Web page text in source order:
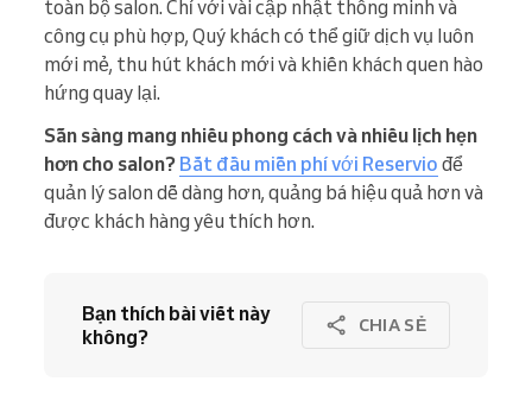
toàn bộ salon. Chỉ với vài cập nhật thông minh và
công cụ phù hợp, Quý khách có thể giữ dịch vụ luôn
mới mẻ, thu hút khách mới và khiến khách quen hào
hứng quay lại.
Sẵn sàng mang nhiều phong cách và nhiều lịch hẹn
hơn cho salon? Bắt đầu miễn phí với Reservio để
quản lý salon dễ dàng hơn, quảng bá hiệu quả hơn và
được khách hàng yêu thích hơn.
Bạn thích bài viết này
không?
CHIA SẺ